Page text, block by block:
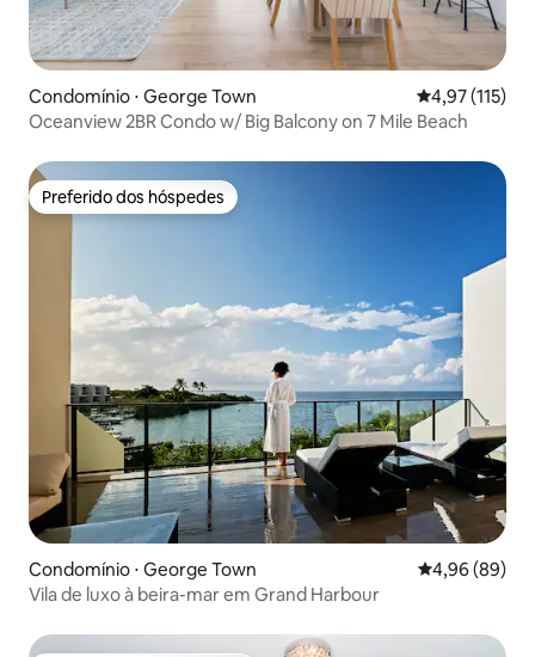
Condomínio ⋅ George Town 4,97 de uma
4,97 (115)
Oceanview 2BR Condo w/ Big Balcony on 7 Mile Beach
Preferido dos hóspedes
Preferido dos hóspedes
Condomínio ⋅ George Town 4,96 de uma
4,96 (89)
Vila de luxo à beira-mar em Grand Harbour